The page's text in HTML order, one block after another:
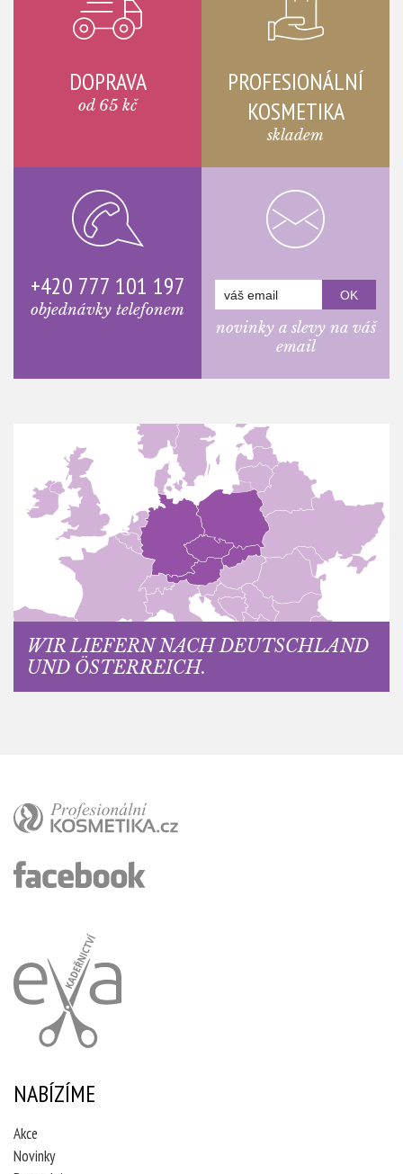
DOPRAVA
od 65 kč
PROFESIONÁLNÍ
KOSMETIKA
skladem
+420 777 101 197
objednávky telefonem
novinky a slevy na váš
email
WIR LIEFERN NACH DEUTSCHLAND
UND ÖSTERREICH.
NABÍZÍME
Akce
Novinky